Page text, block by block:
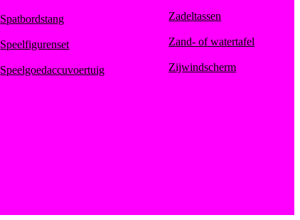
Spatbordstang
Speelfigurenset
Speelgoedaccuvoertuig
Zadeltassen
Zand- of watertafel
Zijwindscherm